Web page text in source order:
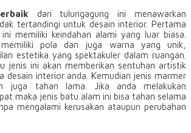
dari tulungagung ini menawarkan
tertandingi untuk desain interior. Pertama
memiliki keindahan alami yang luar biasa.
pola dan juga warna yang unik,
estetika yang spektakuler dalam ruangan.
jenis ini akan memberikan sentuhan artistik
desain interior anda. Kemudian jenis marmer
juga tahan lama. Jika anda melakukan
maka jenis batu alam ini bisa tahan selama
mengalami kerusakan ataupun perubahan